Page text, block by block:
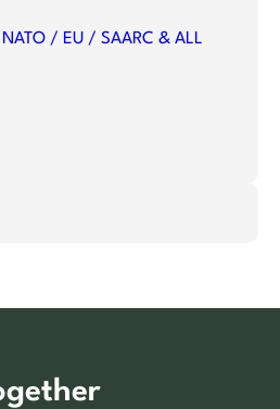
/ EU / SAARC & ALL